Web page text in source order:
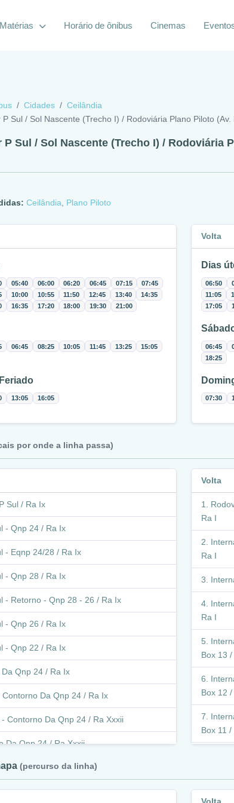
Matérias Horário de ônibus Cinemas
Cidades
Ceilândia
Sul / Sol Nascente (Trecho I) / Rodoviária Plano Piloto
P Sul / Sol Nascente (Trecho I) / Rodoviária
Ceilândia Plano Piloto
05:40 06:00 06:20 06:45 07:15
07:45
10:00 10:55 11:50 12:45 13:40
14:35
16:35 17:20 18:00 19:30 21:00
06:45 08:25 10:05 11:45 13:25
15:05
13:05 16:05
Volta
Dias
06:50
11:05
17:05
06:45
18:25
07:30
por onde a linha passa)
Sul / Ra Ix
- Qnp 24 / Ra Ix
- Eqnp 24/28 / Ra Ix
- Qnp 28 / Ra Ix
- Retorno - Qnp 28 - 26 / Ra Ix
- Qnp 26 / Ra Ix
- Qnp 22 / Ra Ix
Qnp 24 / Ra Ix
Contorno Da Qnp 24 / Ra Ix
Contorno Da Qnp 24 / Ra Xxxii
Da Qnp 24 / Ra Xxxii
Sul - Trecho I (Sol Nascente) / Ra Xxxii
Sol Nascente Trecho I / Ra Xxxii
Volta
Ra I
Ra I
Ra I
Box 13 /
Box 12 /
Box 11 /
(percurso da linha)